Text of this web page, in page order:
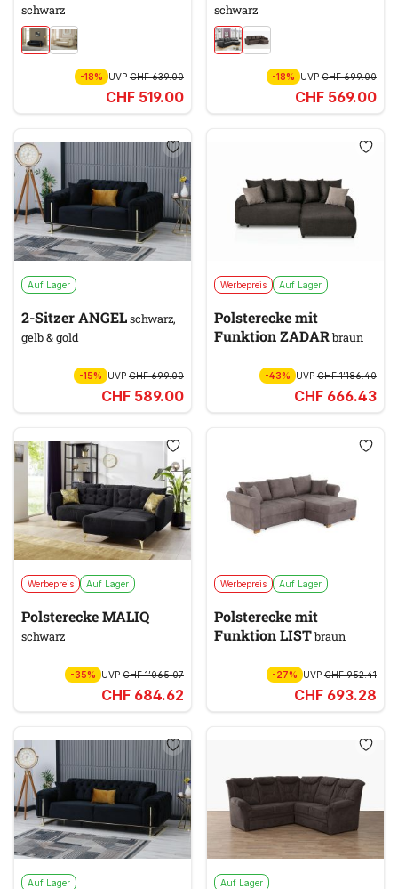
schwarz
-18% UVP CHF 639.00
CHF 519.00
schwarz
-18% UVPCHF 699.00
CHF 569.00
Auf Lager
2-Sitzer ANGELschwarz,
gelb & gold
-15% UVP CHF 699.00
CHF 589.00
Werbepreis Auf Lager
Polsterecke mit
Funktion ZADARbraun
-43% UVPCHF 1’186.40
CHF 666.43
Werbepreis Auf Lager
Polsterecke MALIQ
schwarz
-35% UVP CHF 1’065.07
CHF 684.62
Werbepreis Auf Lager
Polsterecke mit
Funktion LISTbraun
-27% UVPCHF 952.41
CHF 693.28
Auf Lager Auf Lager